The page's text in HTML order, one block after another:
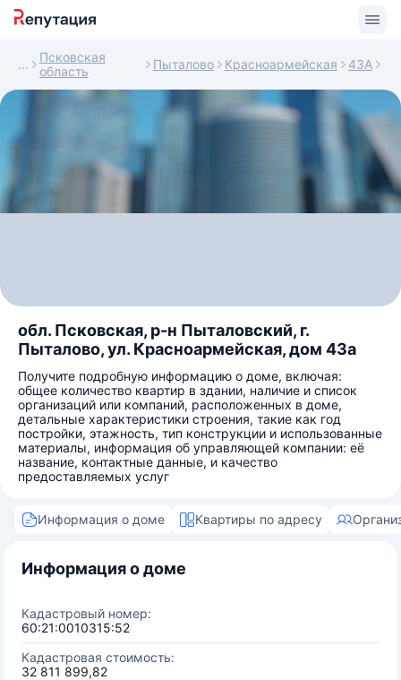
Псковская
область
Пыталово Красноармейская 43А
обл. Псковская, р-н Пыталовский, г.
Пыталово, ул. Красноармейская, дом 43а
Получите подробную информацию о доме, включая:
общее количество квартир в здании, наличие и список
организаций или компаний, расположенных в доме,
детальные характеристики строения, такие как год
постройки, этажность, тип конструкции и использованные
материалы, информация об управляющей компании: её
название, контактные данные, и качество
предоставляемых услуг
Информация о доме Квартиры по адресу
Информация о доме
Кадастровый номер:
60:21:0010315:52
Кадастровая стоимость:
32 811 899,82